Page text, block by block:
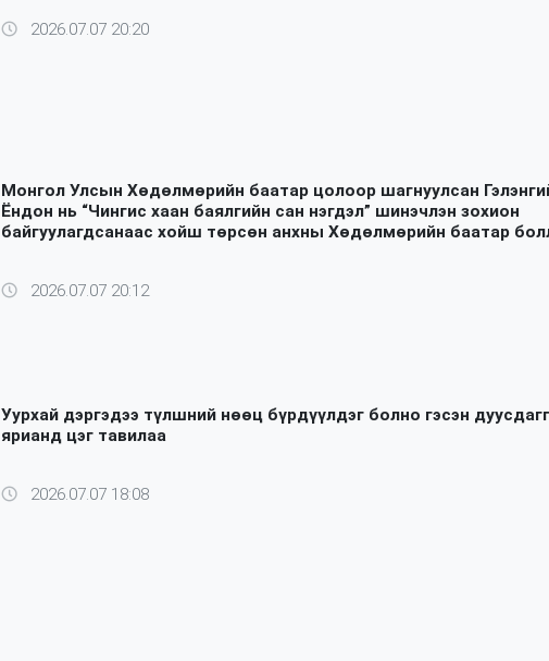
2026.07.07 20:20
Монгол Улсын Хөдөлмөрийн баатар цолоор шагнуулсан
Ёндон нь “Чингис хаан баялгийн сан нэгдэл” шинэчлэн зохион
байгуулагдсанаас хойш төрсөн анхны Хөдөлмөрийн баатар
2026.07.07 20:12
Уурхай дэргэдээ түлшний нөөц бүрдүүлдэг болно гэсэн
ярианд цэг тавилаа
2026.07.07 18:08